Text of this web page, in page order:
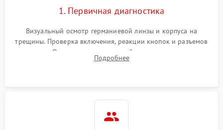
1. Первичная диагностика
Визуальный осмотр германиевой линзы и корпуса на
трещины. Проверка включения, реакции кнопок и разъемов
зарядки. Оценка вывода тепловой сигнатуры на экран,
проверка базовых функций и считывание системных
Подробнее